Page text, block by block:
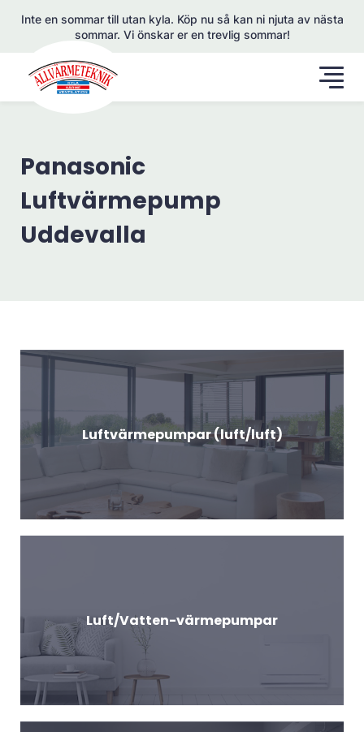
Inte en sommar till utan kyla. Köp nu så kan ni njuta av nästa
sommar. Vi önskar er en trevlig sommar!
Panasonic
Luftvärmepump
Uddevalla
Luftvärmepumpar (luft/luft)
Luft/Vatten-värmepumpar